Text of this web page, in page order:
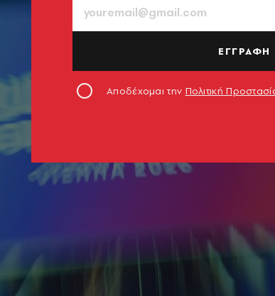
ΕΓΓΡΑΦΗ
Αποδέχομαι την Πολιτική